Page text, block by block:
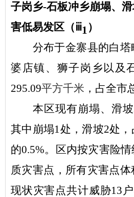
子岗乡-石板冲乡崩塌、
害低易发区（ⅲ1 ）
分布于金寨县的白
婆店镇、狮子岗乡以及
295.09平方千米 ，占全市
本区现有崩塌、滑
其中崩塌1处，滑坡2处
的0.5%。区内按灾害险
质灾害点，所有灾害点体
现状灾害点共计威胁13